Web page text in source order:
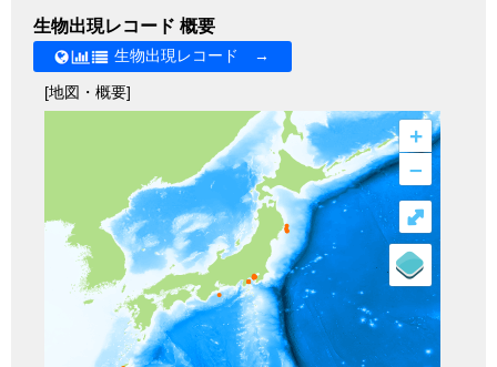
生物出現レコード 概要
生物出現レコード →
[地図・概要]
+
–
⤢